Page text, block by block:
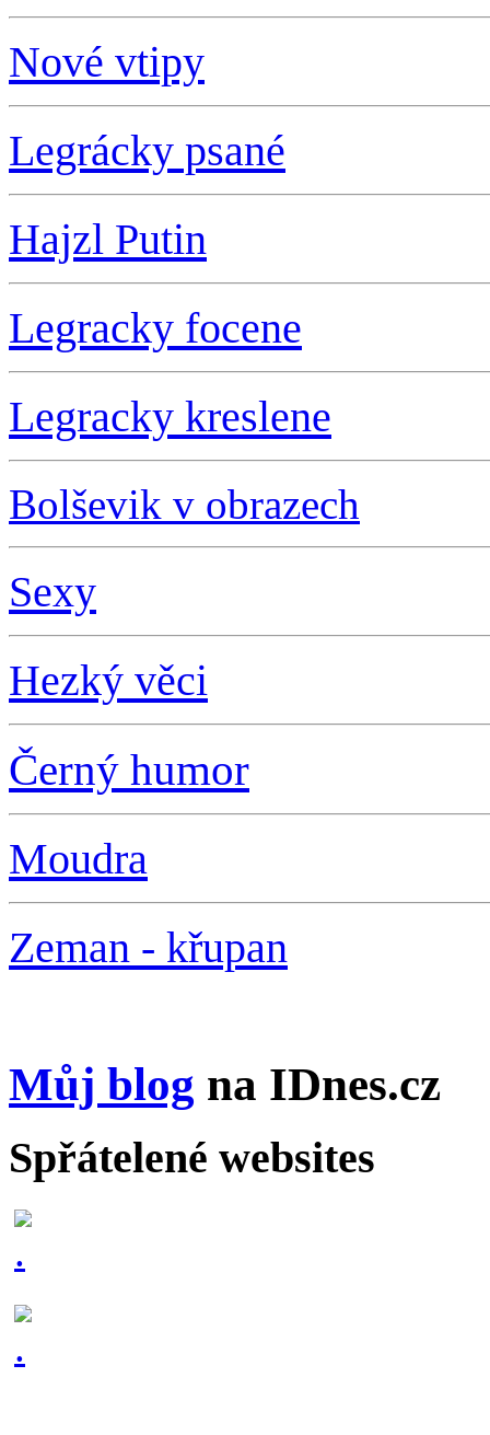
Nové vtipy
Legrácky psané
Hajzl Putin
Legracky focene
Legracky kreslene
Bolševik v obrazech
Sexy
Hezký věci
Černý humor
Moudra
Zeman - křupan
Můj blog na IDnes.cz
Spřátelené websites